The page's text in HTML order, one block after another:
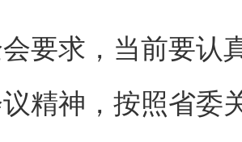
求，当前要认真
精神，按照省委